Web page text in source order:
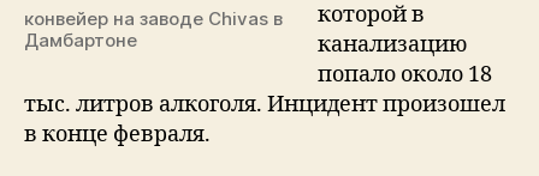
литров
виски
конвейер на заводе Chivas в
Дамбартоне
которой в
канализацию
попало около 18
тыс. литров алкоголя. Инцидент произошел
в конце февраля.